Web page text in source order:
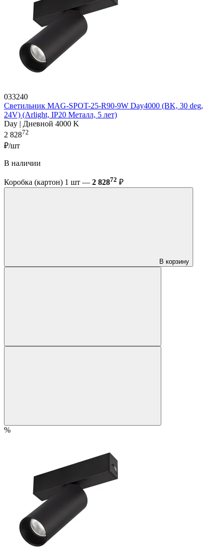
033240
Светильник MAG-SPOT-25-R90-9W Day4000 (BK, 30 deg,
24V) (Arlight, IP20 Металл, 5 лет)
Day | Дневной 4000 K
2 82872
₽/шт
В наличии
Коробка (картон) 1 шт — 2 82872 ₽
В корзину
%